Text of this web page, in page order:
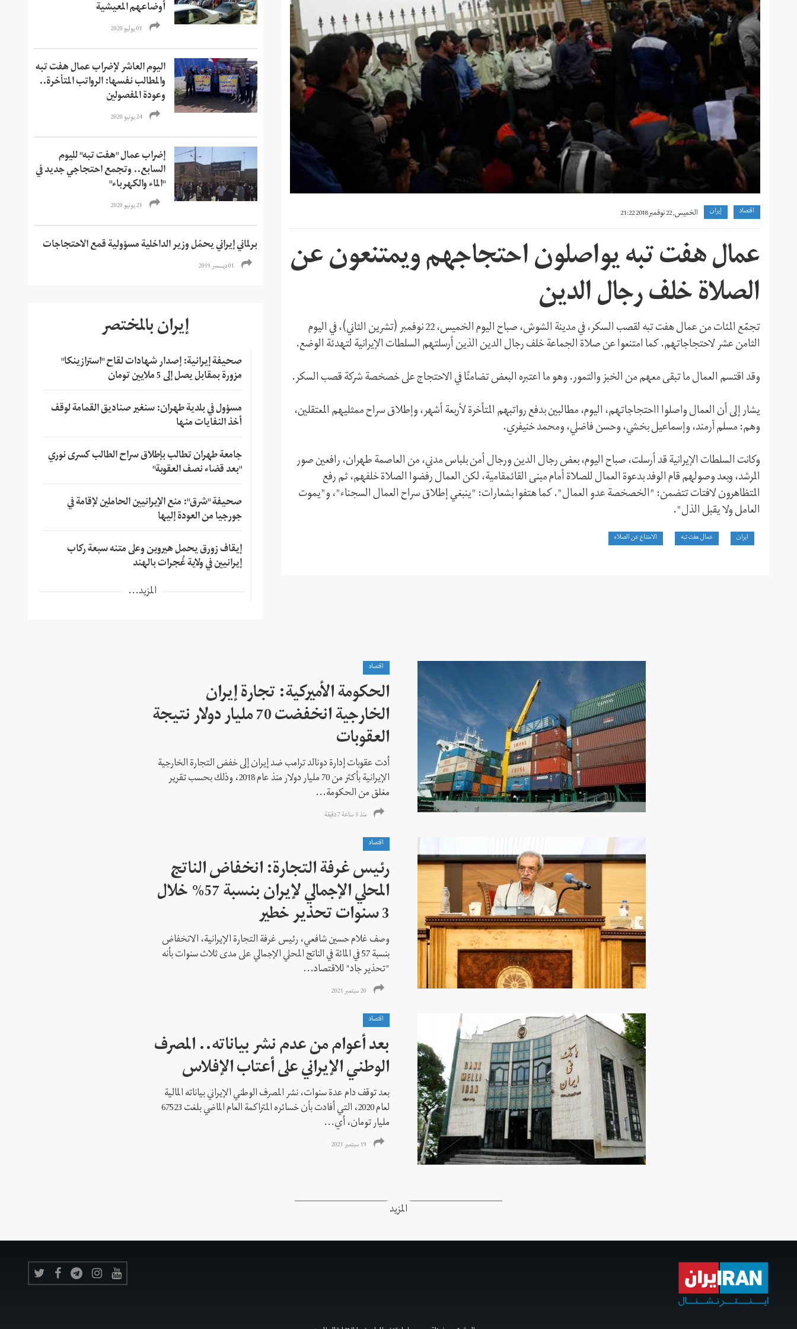
grwhy-
z-
wkhly-
ddgstry.jpg
اقتصاد إيران الخميس, 22 نوفمبر 2018 21:22
عمال هفت تبه يواصلون احتجاجهم ويمتنعون عن
الصلاة خلف رجال الدين
تجمّع المئات من عمال هفت تبه لقصب السكر، في مدينة الشوش، صباح اليوم الخميس، 22 نوفمبر (تشرين الثاني)، في اليوم
الثامن عشر لاحتجاجاتهم. كما امتنعوا عن صلاة الجماعة خلف رجال الدين الذين أرسلتهم السلطات الإيرانية لتهدئة الوضع.
وقد اقتسم العمال ما تبقى معهم من الخبز والتمور. وهو ما اعتبره البعض تضامنًا في الاحتجاج على خصخصة شركة قصب السكر.
يشار إلى أن العمال واصلوا ااحتجاجاتهم، اليوم، مطالبين بدفع رواتبهم المتأخرة لأربعة أشهر، وإطلاق سراح ممثليهم المعتقلين،
وهم: مسلم آرمند، وإسماعيل بخشي، وحسن فاضلي، ومحمد خنيفري.
وكانت السلطات الإيرانية قد أرسلت، صباح اليوم، بعض رجال الدين ورجال أمن بلباس مدني، من العاصمة طهران، رافعين صور
المرشد، وبعد وصولهم قام الوفد بدعوة العمال للصلاة أمام مبنى القائمقامية، لكن العمال رفضوا الصلاة خلفهم، ثم رفع
المتظاهرون لافتات تتضمن: "الخصخصة عدو العمال". كما هتفوا بشعارات: "ينبغي إطلاق سراح العمال السجناء"، و"يموت
العامل ولا يقبل الذل".
ايران عمال هفت تبه الامتناع عن الصلاه
أوضاعهم المعيشية
01 يوليو 2020
اليوم العاشر لإضراب عمال هفت تبه
والمطالب نفسها: الرواتب المتأخرة..
وعودة المفصولين
24 يونيو 2020
إضراب عمال "هفت تبه" لليوم
السابع.. وتجمع احتجاجي جديد في
"الماء والكهرباء"
21 يونيو 2020
برلماني إيراني يحمّل وزير الداخلية مسؤولية قمع الاحتجاجات
01 ديسمبر 2019
إيران بالمختصر
صحيفة إيرانية: إصدار شهادات لقاح "استرازينكا"
مزورة بمقابل يصل إلى 5 ملايين تومان
مسؤول في بلدية طهران: سنغير صناديق القمامة لوقف
أخذ النفايات منها
جامعة طهران تطالب بإطلاق سراح الطالب كسرى نوري
"بعد قضاء نصف العقوبة"
صحيفة "شرق": منع الإيرانيين الحاملين لإقامة في
جورجيا من العودة إليها
إيقاف زورق يحمل هيروين وعلى متنه سبعة ركاب
إيرانيين في ولاية غُجرات بالهند
المزيد...
اقتصاد
الحكومة الأميركية: تجارة إيران
الخارجية انخفضت 70 مليار دولار نتيجة
العقوبات
أدت عقوبات إدارة دونالد ترامب ضد إيران إلى خفض التجارة الخارجية
الإيرانية بأكثر من 70 مليار دولار منذ عام 2018، وذلك بحسب تقرير
مغلق من الحكومة...
منذ 3 ساعة 7 دقیقة
اقتصاد
رئيس غرفة التجارة: انخفاض الناتج
المحلي الإجمالي لإيران بنسبة 57% خلال
3 سنوات تحذير خطير
وصف غلام حسين شافعي، رئيس غرفة التجارة الإيرانية، الانخفاض
بنسبة 57 في المائة في الناتج المحلي الإجمالي على مدى ثلاث سنوات بأنه
"تحذير جاد" للاقتصاد...
20 سبتمبر 2021
اقتصاد
بعد أعوام من عدم نشر بياناته.. المصرف
الوطني الإيراني على أعتاب الإفلاس
بعد توقف دام عدة سنوات، نشر المصرف الوطني الإيراني بياناته المالية
لعام 2020، التي أفادت بأن خسائره المتراكمة العام الماضي بلغت 67523
مليار تومان، أي...
19 سبتمبر 2021
المزيد